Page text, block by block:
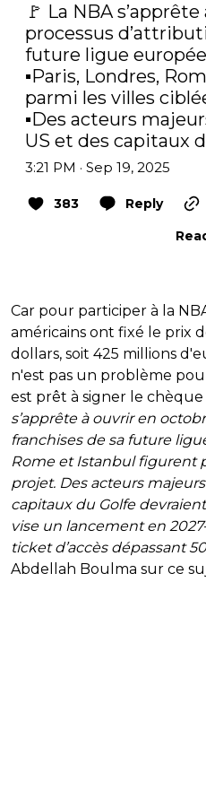
🚩 La NBA
processus
future ligue
▪️Paris, Londres,
parmi les villes
▪️Des acteurs
US et des capitaux
3:21 PM · Sep 19, 2025
383 Reply
Car pour participer à la
américains ont fixé le prix
dollars, soit 425 millions
n'est pas un problème
est prêt à signer le
s’apprête à ouvrir en
franchises de sa future
Rome et Istanbul figurent
projet. Des acteurs
capitaux du Golfe
vise un lancement en
ticket d’accès dépassant
Abdellah Boulma sur ce